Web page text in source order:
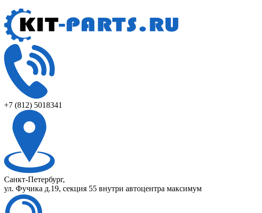
+7 (812) 5018341
Санкт-Петербург,
ул. Фучика д.19, секция 55 внутри автоцентра максимум